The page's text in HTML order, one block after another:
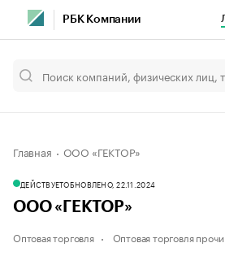
РБК Компании
Главная ООО «ГЕКТОР»
ДЕЙСТВУЕТОБНОВЛЕНО, 22.11.2024
ООО «ГЕКТОР»
Оптовая торговля Оптовая торговля